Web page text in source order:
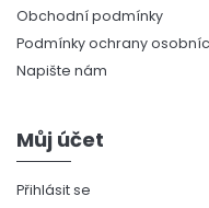
Obchodní podmínky
Podmínky ochrany
Napište nám
Můj účet
Přihlásit se